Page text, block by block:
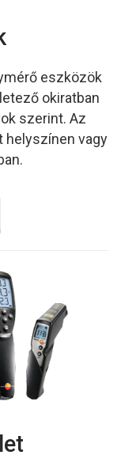
eszközök
okiratban
szerint. Az
helyszínen vagy